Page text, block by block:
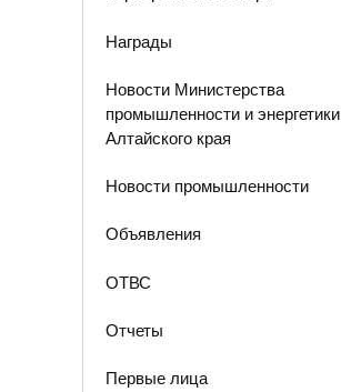
Награды
Новости Министерства
промышленности и энергетики
Алтайского края
Новости промышленности
Объявления
ОТВС
Отчеты
Первые лица